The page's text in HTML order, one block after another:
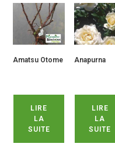
Amatsu Otome
LIRE
LA
SUITE
Anapurna
LIRE
LA
SUITE